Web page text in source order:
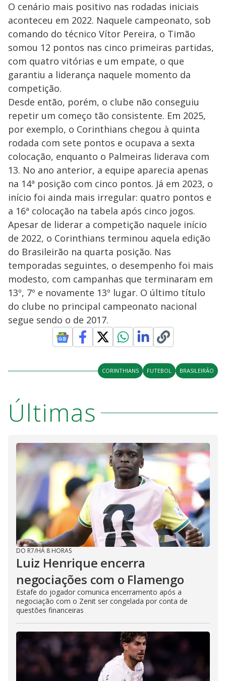
O cenário mais positivo nas rodadas iniciais
aconteceu em 2022. Naquele campeonato, sob
comando do técnico Vítor Pereira, o Timão
somou 12 pontos nas cinco primeiras partidas,
com quatro vitórias e um empate, o que
garantiu a liderança naquele momento da
competição.
Desde então, porém, o clube não conseguiu
repetir um começo tão consistente. Em 2025,
por exemplo, o Corinthians chegou à quinta
rodada com sete pontos e ocupava a sexta
colocação, enquanto o Palmeiras liderava com
13. No ano anterior, a equipe aparecia apenas
na 14ª posição com cinco pontos. Já em 2023, o
início foi ainda mais irregular: quatro pontos e
a 16ª colocação na tabela após cinco jogos.
Apesar de liderar a competição naquele início
de 2022, o Corinthians terminou aquela edição
do Brasileirão na quarta posição. Nas
temporadas seguintes, o desempenho foi mais
modesto, com campanhas que terminaram em
13º, 7º e novamente 13º lugar. O último título
do clube no principal campeonato nacional
segue sendo o de 2017.
CORINTHIANS FUTEBOL BRASILEIRÃO
Últimas
DO R7/HÁ 8 HORAS
Luiz Henrique encerra
negociações com o Flamengo
Estafe do jogador comunica encerramento após a
negociação com o Zenit ser congelada por conta de
questões financeiras